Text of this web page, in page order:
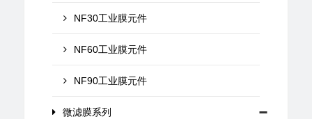
NF30工业膜元件
NF60工业膜元件
NF90工业膜元件
微滤膜系列